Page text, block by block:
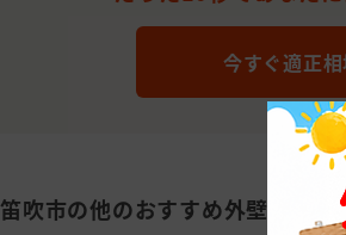
今すぐ適正
笛吹市の他のおすすめ外壁塗装会